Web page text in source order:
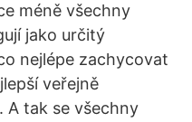
méně všechny
jako určitý
nejlépe zachycovat
veřejně
A tak se všechny